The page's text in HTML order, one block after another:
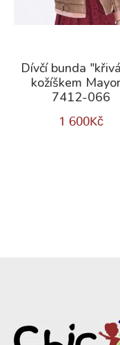
Dívčí bunda
kožíškem
7412-066
1 600Kč